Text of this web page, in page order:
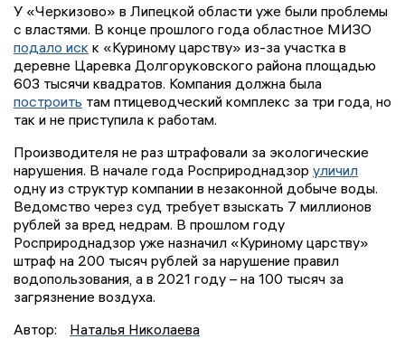
У «Черкизово» в Липецкой области уже были проблемы
с властями. В конце прошлого года областное МИЗО
подало иск к «Куриному царству» из-за участка в
деревне Царевка Долгоруковского района площадью
603 тысячи квадратов. Компания должна была
построить там птицеводческий комплекс за три года, но
так и не приступила к работам.
Производителя не раз штрафовали за экологические
нарушения. В начале года Росприроднадзор уличил
одну из структур компании в незаконной добыче воды.
Ведомство через суд требует взыскать 7 миллионов
рублей за вред недрам. В прошлом году
Росприроднадзор уже назначил «Куриному царству»
штраф на 200 тысяч рублей за нарушение правил
водопользования, а в 2021 году – на 100 тысяч за
загрязнение воздуха.
Автор:
Наталья Николаева